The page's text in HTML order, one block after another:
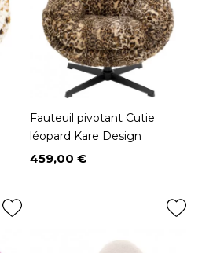
Fauteuil pivotant Cutie
léopard Kare Design
Prix
459,00 €